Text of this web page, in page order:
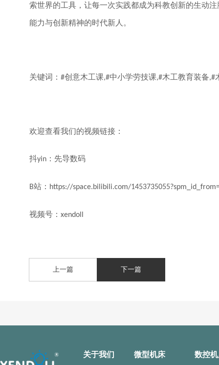
索世界的工具，让每一次实践都成为科教创新的生动
能力与创新精神的时代新人。
关键词： #创意木工课,#中小学劳技课,#木工教育装备,#
欢迎查看我们的视频链接：
抖yin ：先导数码
B站： https://space.bilibili.com/
视频号： xendoll
上一篇 下一篇
关于我们 微型机床 数控